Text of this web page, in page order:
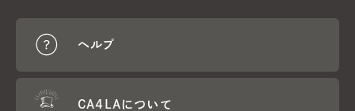
ヘルプ
CA4LAについて